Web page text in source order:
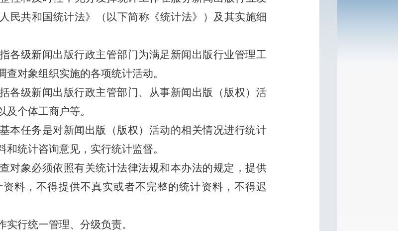
民共和国统计法》（以下简称《统计法》）及其实施细
各级新闻出版行政主管部门为满足新闻出版行业管理工
对象组织实施的各项统计活动。
各级新闻出版行政主管部门、从事新闻出版（版权）活
个体工商户等。
本任务是对新闻出版（版权）活动的相关情况进行统计
统计咨询意见，实行统计监督。
对象必须依照有关统计法律法规和本办法的规定，提供
料，不得提供不真实或者不完整的统计资料，不得迟
行统一管理、分级负责。